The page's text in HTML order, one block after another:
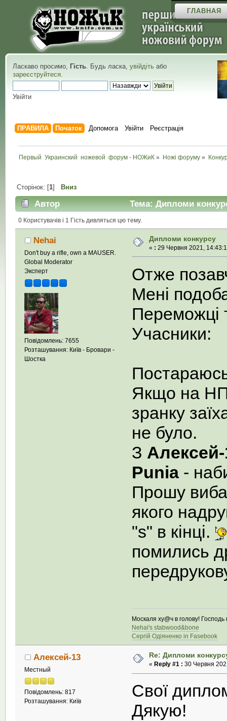
ГЛАВНАЯ
Ласкаво просимо, Гість. Будь ласка, увійдіть або
зареєструйтеся.
Увійти
ПРАВИЛА Початок Допомога Увійти Реєстрація
Первый  Украинский  ножевой  форум - НОЖиК » Ножі форуму »
Сторінок: [1] Вниз
Автор Тема: Дипломи
0 Користувачів і 1 Гість дивляться цю тему.
Nehai
Don't buy a rifle, own a MAUSER.
Global Moderator
Эксперт
Повідомлень: 7655
Розташування: Київ - Бровари -
Шостка
Дипломи конкурсу
« : 29 Червня 2021,
Отже
Мені
Переможці
Учасники:
Якщо на НП
зранку
не було.
З
Punia-
Прошу
якого
"s" в кінці.
помились
Москаля ху@ч в голову! Господь
Nehai's stabwood&bone
Сергій Одіяненко in Fasebook
Алексей-13
Местный
Повідомлень: 817
Розташування: Київ
Re: Дипломи
« Reply #1 : 30 Червня
Свої
Дякую!